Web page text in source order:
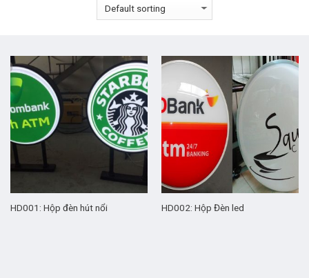
HD001: Hộp đèn hút nổi HD002: Hộp Đèn led